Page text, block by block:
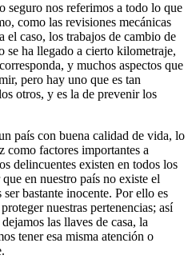
seguro nos referimos a todo lo que
como las revisiones mecánicas
el caso, los trabajos de cambio de
se ha llegado a cierto kilometraje,
y muchos aspectos que
pero hay uno que es tan
otros, y es la de prevenir los
país con buena calidad de vida, lo
como factores importantes a
delincuentes existen en todos los
en nuestro país no existe el
bastante inocente. Por ello es
nuestras pertenencias; así
las llaves de casa, la
tener esa misma atención o